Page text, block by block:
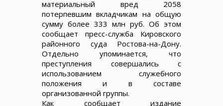
материальный вред 2058
потерпевшим вкладчикам на общую
сумму более 333 млн руб. Об этом
сообщает пресс-служба Кировского
районного суда Ростова-на-Дону.
Отдельно упоминается, что
преступления совершались с
использованием служебного
положения и в составе
организованной группы.
Как сообщает издание